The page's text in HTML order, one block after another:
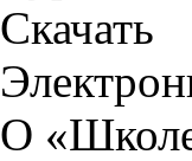
Скачать
О